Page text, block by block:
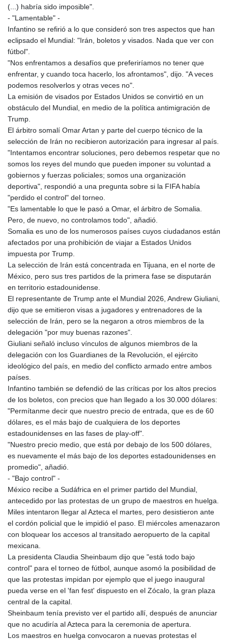
(...) habría sido imposible".
- "Lamentable" -
Infantino se refirió a lo que consideró son tres aspectos que han
eclipsado el Mundial: "Irán, boletos y visados. Nada que ver con
fútbol".
"Nos enfrentamos a desafíos que preferiríamos no tener que
enfrentar, y cuando toca hacerlo, los afrontamos", dijo. "A veces
podemos resolverlos y otras veces no".
La emisión de visados por Estados Unidos se convirtió en un
obstáculo del Mundial, en medio de la política antimigración de
Trump.
El árbitro somalí Omar Artan y parte del cuerpo técnico de la
selección de Irán no recibieron autorización para ingresar al país.
"Intentamos encontrar soluciones, pero debemos respetar que no
somos los reyes del mundo que pueden imponer su voluntad a
gobiernos y fuerzas policiales; somos una organización
deportiva", respondió a una pregunta sobre si la FIFA había
"perdido el control" del torneo.
"Es lamentable lo que le pasó a Omar, el árbitro de Somalia.
Pero, de nuevo, no controlamos todo", añadió.
Somalia es uno de los numerosos países cuyos ciudadanos están
afectados por una prohibición de viajar a Estados Unidos
impuesta por Trump.
La selección de Irán está concentrada en Tijuana, en el norte de
México, pero sus tres partidos de la primera fase se disputarán
en territorio estadounidense.
El representante de Trump ante el Mundial 2026, Andrew Giuliani,
dijo que se emitieron visas a jugadores y entrenadores de la
selección de Irán, pero se la negaron a otros miembros de la
delegación "por muy buenas razones".
Giuliani señaló incluso vínculos de algunos miembros de la
delegación con los Guardianes de la Revolución, el ejército
ideológico del país, en medio del conflicto armado entre ambos
países.
Infantino también se defendió de las críticas por los altos precios
de los boletos, con precios que han llegado a los 30.000 dólares:
"Permítanme decir que nuestro precio de entrada, que es de 60
dólares, es el más bajo de cualquiera de los deportes
estadounidenses en las fases de play-off".
"Nuestro precio medio, que está por debajo de los 500 dólares,
es nuevamente el más bajo de los deportes estadounidenses en
promedio", añadió.
- "Bajo control" -
México recibe a Sudáfrica en el primer partido del Mundial,
antecedido por las protestas de un grupo de maestros en huelga.
Miles intentaron llegar al Azteca el martes, pero desistieron ante
el cordón policial que le impidió el paso. El miércoles amenazaron
con bloquear los accesos al transitado aeropuerto de la capital
mexicana.
La presidenta Claudia Sheinbaum dijo que "está todo bajo
control" para el torneo de fútbol, aunque asomó la posibilidad de
que las protestas impidan por ejemplo que el juego inaugural
pueda verse en el 'fan fest' dispuesto en el Zócalo, la gran plaza
central de la capital.
Sheinbaum tenía previsto ver el partido allí, después de anunciar
que no acudiría al Azteca para la ceremonia de apertura.
Los maestros en huelga convocaron a nuevas protestas el